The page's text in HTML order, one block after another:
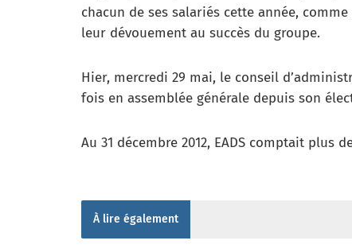
chacun de ses salariés cette année,
leur dévouement au succès du groupe.
Hier, mercredi 29 mai, le conseil
fois en assemblée générale depuis son
Au 31 décembre 2012, EADS comptait plus
À lire également